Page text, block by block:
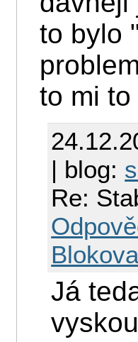
to bylo
to mi
| blog:
Re:
Já